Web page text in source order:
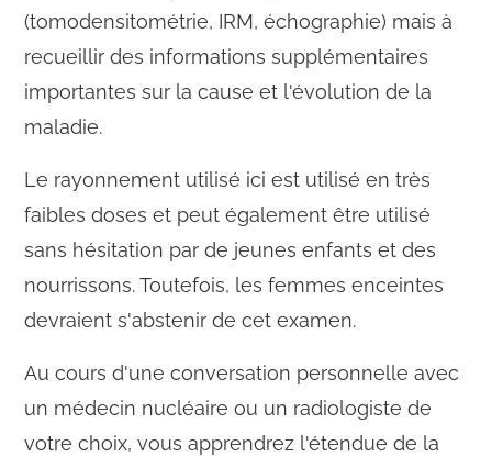
(tomodensitométrie, IRM, échographie) mais à
recueillir des informations supplémentaires
importantes sur la cause et l'évolution de la
maladie.
Le rayonnement utilisé ici est utilisé en très
faibles doses et peut également être utilisé
sans hésitation par de jeunes enfants et des
nourrissons. Toutefois, les femmes enceintes
devraient s'abstenir de cet examen.
Au cours d'une conversation personnelle avec
un médecin nucléaire ou un radiologiste de
votre choix, vous apprendrez l'étendue de la